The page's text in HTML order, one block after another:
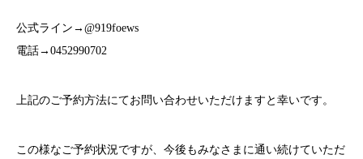
公式ライン→@919foews
電話→0452990702
上記のご予約方法にてお問い合わせいただけますと幸いです。
この様なご予約状況ですが、今後もみなさまに通い続けていただ